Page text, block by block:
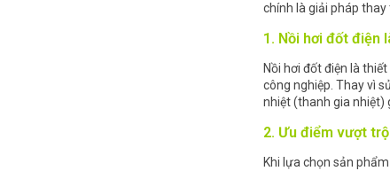
chính là giải pháp
1. Nồi hơi đốt điện
Nồi hơi đốt điện là
công nghiệp. Thay vì
nhiệt (thanh gia nhiệt)
2. Ưu điểm vượt
Khi lựa chọn sản